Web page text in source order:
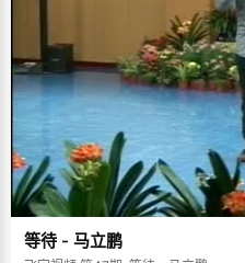
人品，良好的人格，这是做事情的根本。" 执着自己的兴趣，高三
溢辉写得一手好文章，写东西就很随
文科方面也很有天赋，但出于对生物
直都很努力的学习理科，但始终不能
觉得兴趣不浓，无法突破，"陈溢辉
出了迷惑，"她对我解释了文科的真
趣，于是高二下学期我依然决定转到文科班。" 爸爸妈妈很
定，支持他努力学习。上高三以后，
个高中的文科漏洞补了起来，在文科里找到
直都在学校排名第一第二，但是身处
象自己能考北大，直到最后一次模拟
省统考，成绩出来后居然是全省第一
&rsquo;，"陈溢辉说就是因为这次考
了一段，最终考出了632分的高考分数。" 陈溢辉高中状元的消息使得
等待 - 马立鹏